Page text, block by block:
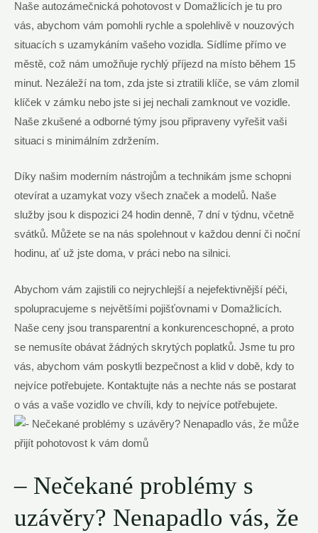
Naše autozámečnická pohotovost v Domažlicích je tu pro
vás, abychom vám pomohli rychle a spolehlivě v nouzových
situacích s uzamykáním vašeho vozidla. Sídlíme přímo ve
městě, což nám umožňuje rychlý příjezd na místo během 15
minut. Nezáleží na tom, zda jste si ztratili klíče, se vám zlomil
klíček v zámku nebo jste si jej nechali zamknout ve vozidle.
Naše zkušené a odborné týmy jsou připraveny vyřešit vaši
situaci s minimálním zdržením.
Díky našim moderním nástrojům a technikám jsme schopni
otevírat a uzamykat vozy všech značek a modelů. Naše
služby jsou k dispozici 24 hodin denně, 7 dní v týdnu, včetně
svátků. Můžete se na nás spolehnout v každou denní či noční
hodinu, ať už jste doma, v práci nebo na silnici.
Abychom vám zajistili co nejrychlejší a nejefektivnější péči,
spolupracujeme s největšími pojišťovnami v Domažlicích.
Naše ceny jsou transparentní a konkurenceschopné, a proto
se nemusíte obávat žádných skrytých poplatků. Jsme tu pro
vás, abychom vám poskytli bezpečnost a klid v době, kdy to
nejvíce potřebujete. Kontaktujte nás a nechte nás se postarat
o vás a vaše vozidlo ve chvíli, kdy to nejvíce potřebujete.
– Nečekané problémy s
uzávěry? Nenapadlo vás, že